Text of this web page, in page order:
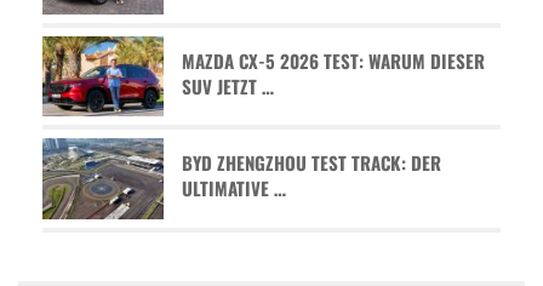
MAZDA CX-5 2026 TEST: WARUM DIESER
SUV JETZT …
BYD ZHENGZHOU TEST TRACK: DER
ULTIMATIVE …